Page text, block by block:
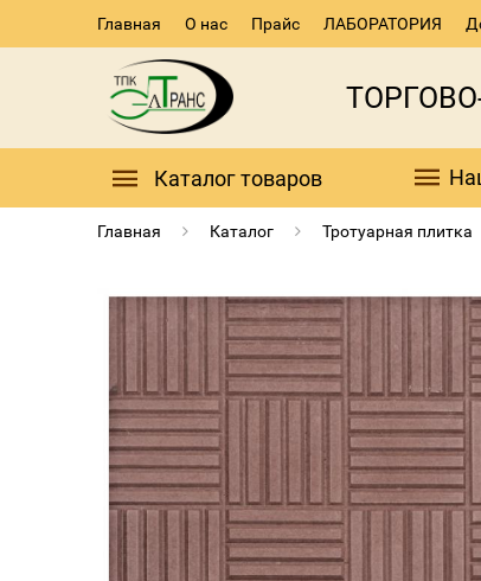
Главная О нас Прайс ЛАБОРАТОРИЯ
Каталог товаров
Главная Каталог Тротуарная плитка